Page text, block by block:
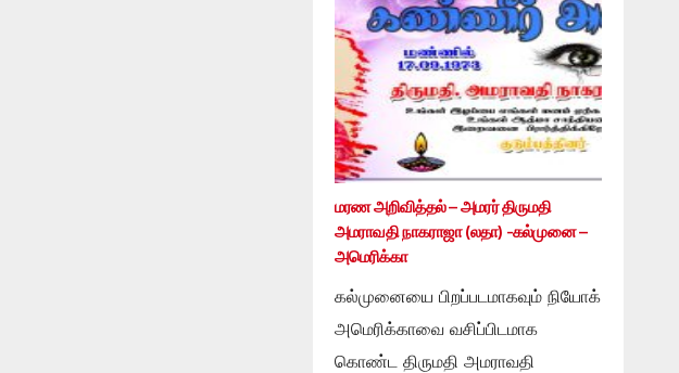
மரண அறிவித்தல் – அமரர் திருமதி
அமராவதி நாகராஜா (லதா) -கல்முனை –
அமெரிக்கா
கல்முனையை பிறப்படமாகவும் நியோக்
அமெரிக்காவை வசிப்பிடமாக
கொண்ட திருமதி அமராவதி